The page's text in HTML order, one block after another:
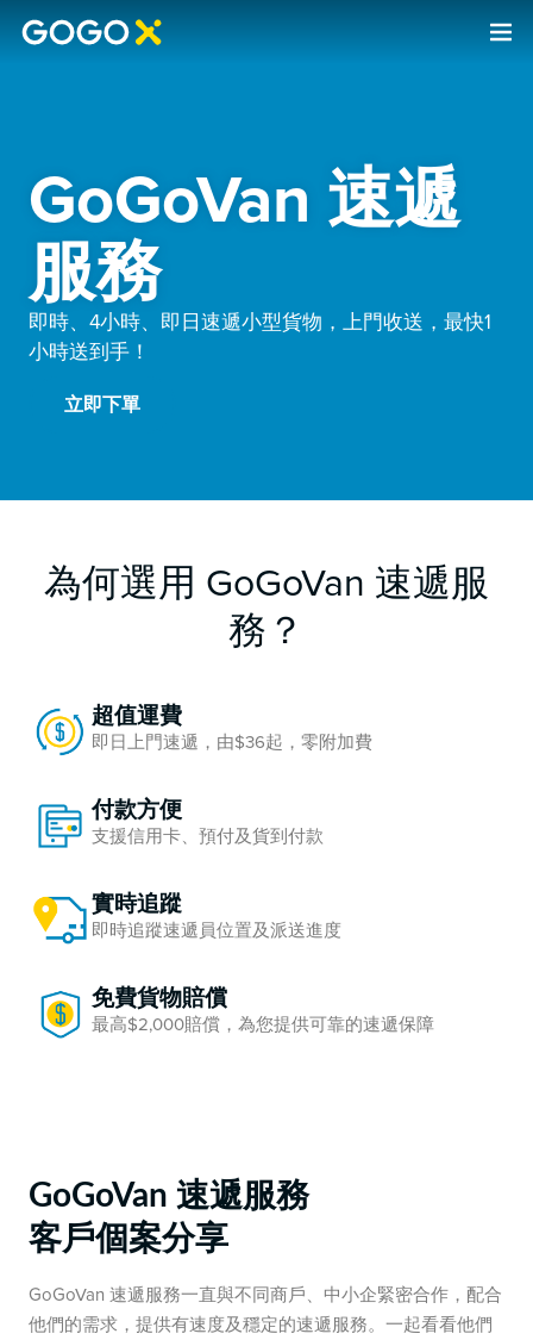
GoGoVan 速遞
服務
即時、4小時、即日速遞小型貨物，上門收送，最快1
小時送到手！
立即下單
為何選用 GoGoVan 速遞服
務？
超值運費
即日上門速遞，由$36起，零附加費
付款方便
支援信用卡、預付及貨到付款
實時追蹤
即時追蹤速遞員位置及派送進度
免費貨物賠償
最高$2,000賠償，為您提供可靠的速遞保障
GoGoVan 速遞服務
客戶個案分享
GoGoVan 速遞服務一直與不同商戶、中小企緊密合作，配合
他們的需求，提供有速度及穩定的速遞服務。一起看看他們